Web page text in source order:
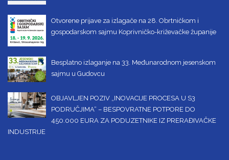
Otvorene prijave za izlagače na 28. Obrtničkom i
gospodarskom sajmu Koprivničko-križevačke županije
Besplatno izlaganje na 33. Međunarodnom jesenskom
sajmu u Gudovcu
OBJAVLJEN POZIV „INOVACIJE PROCESA U S3
PODRUČJIMA“ – BESPOVRATNE POTPORE DO
450.000 EURA ZA PODUZETNIKE IZ PRERAĐIVAČKE
INDUSTRIJE